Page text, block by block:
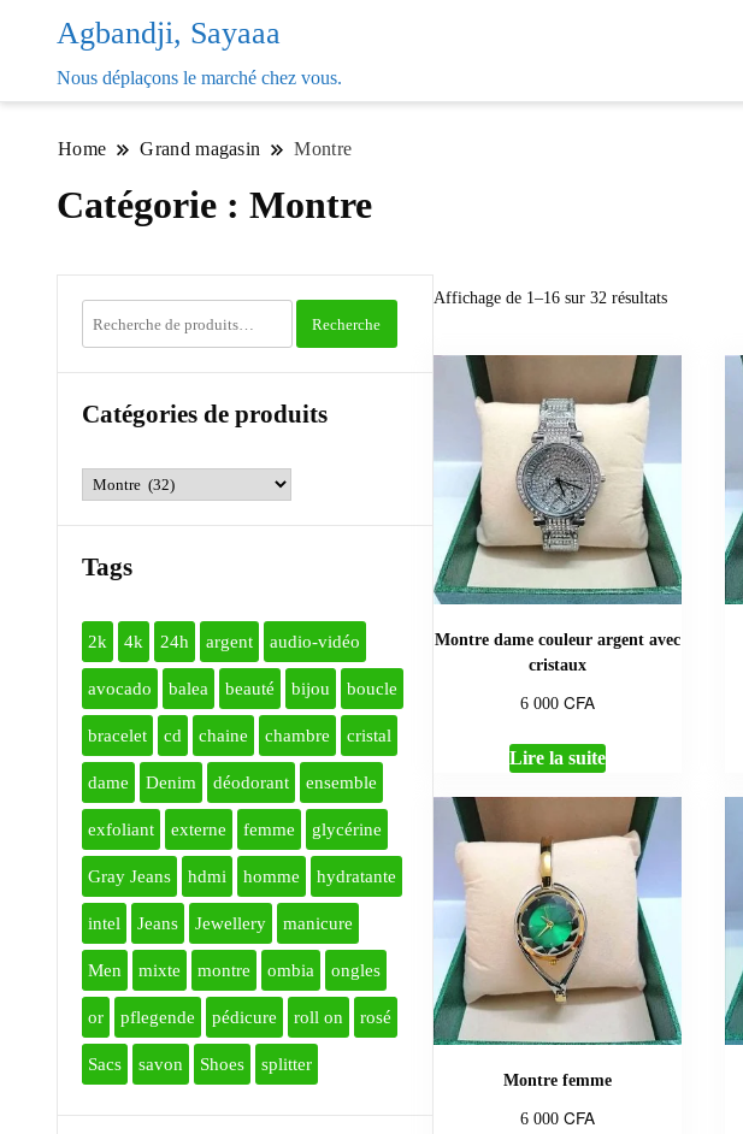
Agbandji, Sayaaa
Nous déplaçons le marché chez vous.
Home Grand magasin Montre
Catégorie : Montre
Affichage de 1–16 sur 32 résultats
Montre dame couleur argent avec
cristaux
6 000 CFA
Lire la suite
Montre femme
6 000 CFA
pour :
Recherche
Catégories de produits
Tags
2k 4k 24h argent audio-vidéo
avocado balea beauté bijou boucle
bracelet cd chaine chambre cristal
dame Denim déodorant ensemble
exfoliant externe femme glycérine
Gray Jeans hdmi homme hydratante
intel Jeans Jewellery manicure
Men mixte montre ombia ongles
or pflegende pédicure roll on rosé
Sacs savon Shoes splitter